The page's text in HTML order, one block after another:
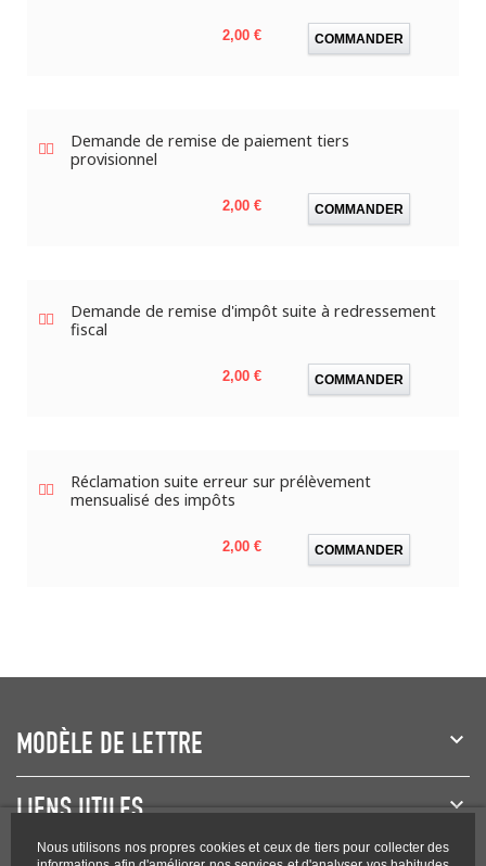
Nous utilisons nos propres cookies et ceux de tiers pour collecter des
Prix
2,00 € COMMANDER
Demande de remise de paiement tiers
provisionnel
Prix
2,00 € COMMANDER
Demande de remise d'impôt suite à redressement
fiscal
Prix
2,00 € COMMANDER
Réclamation suite erreur sur prélèvement
mensualisé des impôts
Prix
2,00 € COMMANDER
MODÈLE DE LETTRE
LIENS UTILES